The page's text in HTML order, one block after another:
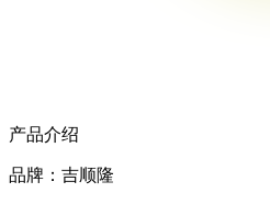
产品介绍
品牌：吉顺隆